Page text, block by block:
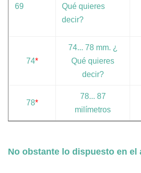
69
Qué quieres
decir?
74*
74... 78 mm. ¿
Qué quieres
decir?
78*
78... 87
milímetros
No obstante lo dispuesto en el